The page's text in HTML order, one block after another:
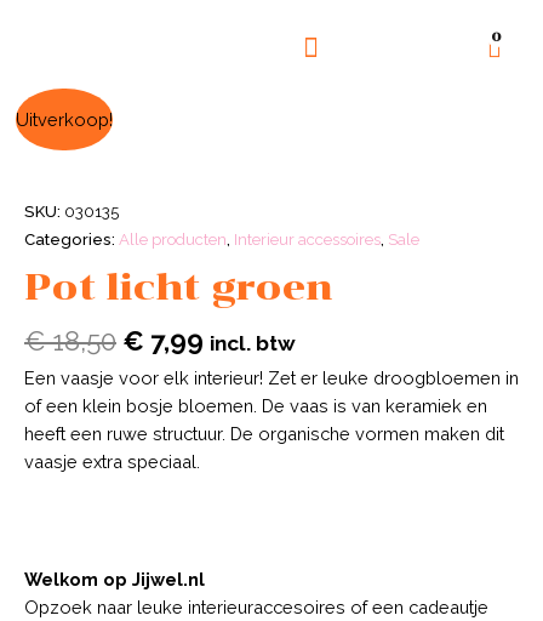
0
Uitverkoop!
SKU: 030135
Categories: Alle producten Interieur accessoires Sale
Pot licht groen
€18,50 € 7,99 incl. btw
Een vaasje voor elk interieur! Zet er leuke droogbloemen in
of een klein bosje bloemen. De vaas is van keramiek en
heeft een ruwe structuur. De organische vormen maken dit
vaasje extra speciaal.
Welkom op Jijwel.nl
Opzoek naar leuke interieuraccesoires of een cadeautje